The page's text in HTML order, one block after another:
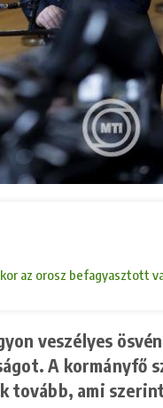
az orosz
veszélyes
A kormányfő
tovább, ami